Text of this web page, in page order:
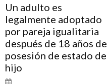
Un adulto es
legalmente adoptado
por pareja igualitaria
después de 18 años de
posesión de estado de
hijo